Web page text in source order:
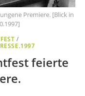
Premiere. [Blick in
/
feierte